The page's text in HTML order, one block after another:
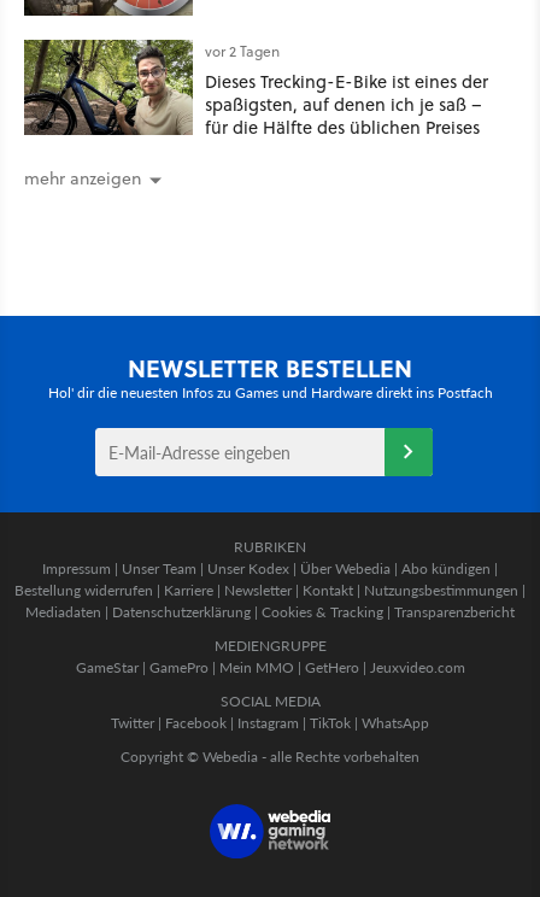
vor 2 Tagen
Dieses Trecking-E-Bike ist eines der
spaßigsten, auf denen ich je saß –
für die Hälfte des üblichen Preises
mehr anzeigen
NEWSLETTER BESTELLEN
Hol' dir die neuesten Infos zu Games und Hardware direkt ins Postfach
RUBRIKEN
Impressum | Unser Team | Unser Kodex | Über Webedia | Abo kündigen |
Bestellung widerrufen | Karriere | Newsletter | Kontakt | Nutzungsbestimmungen |
Mediadaten | Datenschutzerklärung | Cookies & Tracking | Transparenzbericht
MEDIENGRUPPE
GameStar| GamePro | Mein MMO | GetHero | Jeuxvideo.com
SOCIAL MEDIA
Twitter | Facebook | Instagram | TikTok | WhatsApp
Copyright © Webedia - alle Rechte vorbehalten